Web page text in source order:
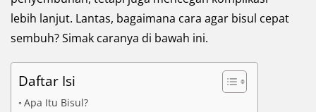
lebih lanjut. Lantas, bagaimana cara agar bisul cepat
sembuh? Simak caranya di bawah ini.
Daftar Isi
Apa Itu Bisul?